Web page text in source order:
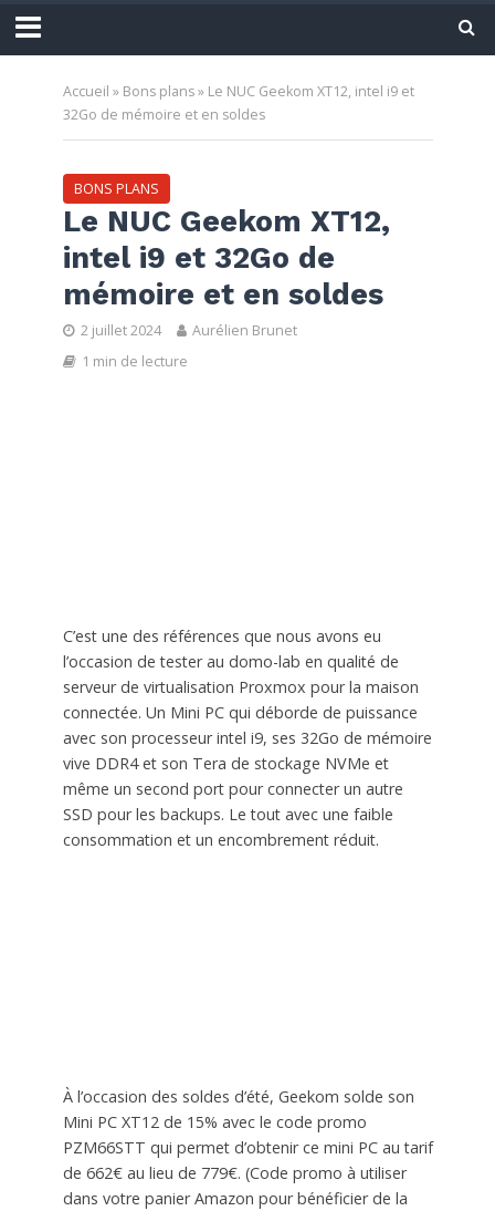
Accueil » Bons plans» Le NUC Geekom XT12, intel i9 et
32Go de mémoire et en soldes
BONS PLANS
Le NUC Geekom XT12,
intel i9 et 32Go de
mémoire et en soldes
2 juillet 2024
Aurélien Brunet
1 min de lecture
C’est une des références que nous avons eu
l’occasion de tester au domo-lab en qualité de
serveur de virtualisation Proxmox pour la maison
connectée. Un Mini PC qui déborde de puissance
avec son processeur intel i9, ses 32Go de mémoire
vive DDR4 et son Tera de stockage NVMe et
même un second port pour connecter un autre
SSD pour les backups. Le tout avec une faible
consommation et un encombrement réduit.
À l’occasion des soldes d’été, Geekom solde son
Mini PC XT12 de 15% avec le code promo
PZM66STT qui permet d’obtenir ce mini PC au tarif
de 662€ au lieu de 779€. (Code promo à utiliser
dans votre panier Amazon pour bénéficier de la